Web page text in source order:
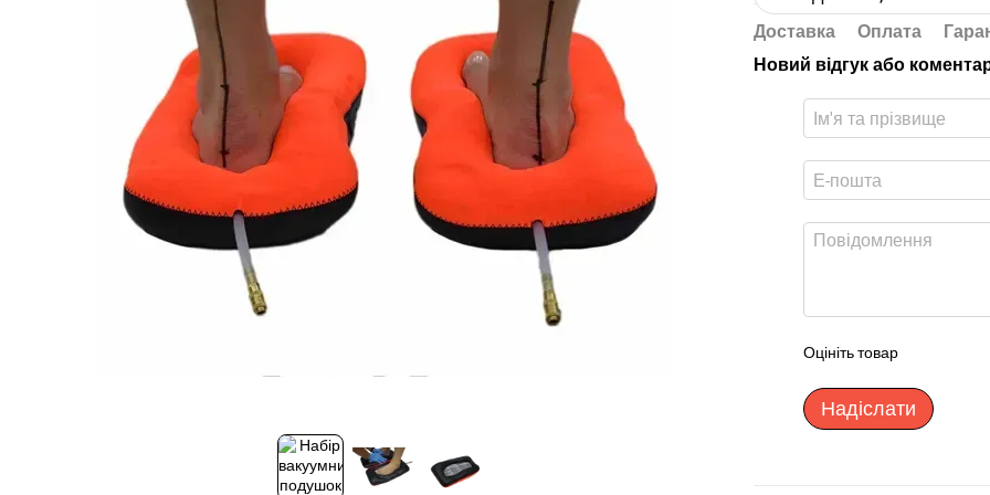
Доставка Оплата
Новий відгук або
Оцініть товар
Надіслати